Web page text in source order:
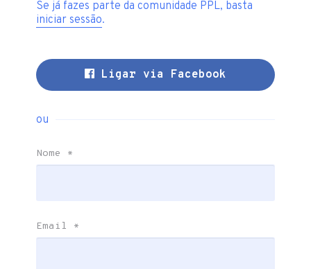
Se já fazes parte da comunidade PPL, basta
iniciar sessão.
Ligar via Facebook
ou
Nome *
Email *